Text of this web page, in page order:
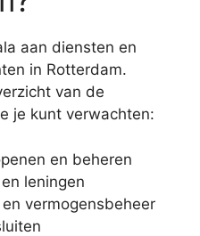
aan diensten en
in Rotterdam.
van de
je kunt verwachten:
en beheren
leningen
vermogensbeheer